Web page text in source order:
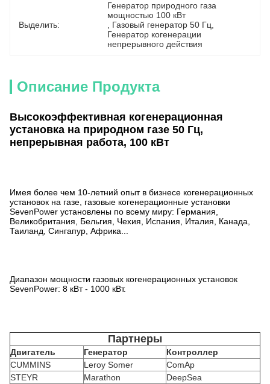
Выделить:
Генератор природного газа
мощностью 100 кВт
Газовый генератор 50 Гц
Генератор когенерации
непрерывного действия
Описание Продукта
Высокоэффективная когенерационная
установка на природном газе 50 Гц,
непрерывная работа, 100 кВт
Имея более чем 10-летний опыт в бизнесе когенерационных
установок на газе, газовые когенерационные установки
SevenPower установлены по всему миру: Германия,
Великобритания, Бельгия, Чехия, Испания, Италия, Канада,
Таиланд, Сингапур, Африка...
Диапазон мощности газовых когенерационных установок
SevenPower: 8 кВт - 1000 кВт.
Партнеры
Двигатель Генератор
Контроллер
CUMMINS
Leroy Somer
ComAp
STEYR
Marathon
DeepSea